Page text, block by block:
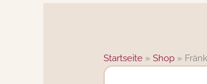
Startseite »Shop »